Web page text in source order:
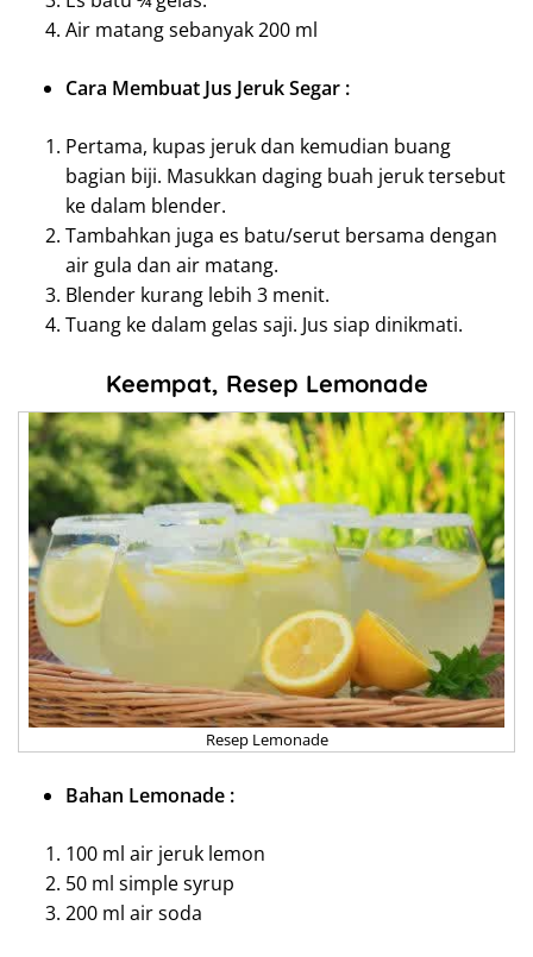
Air matang sebanyak 200 ml
Cara Membuat Jus Jeruk Segar :
Pertama, kupas jeruk dan kemudian buang
bagian biji. Masukkan daging buah jeruk tersebut
ke dalam blender.
Tambahkan juga es batu/serut bersama dengan
air gula dan air matang.
Blender kurang lebih 3 menit.
Tuang ke dalam gelas saji. Jus siap dinikmati.
Keempat, Resep Lemonade
Resep Lemonade
Bahan Lemonade :
100 ml air jeruk lemon
50 ml simple syrup
200 ml airsoda